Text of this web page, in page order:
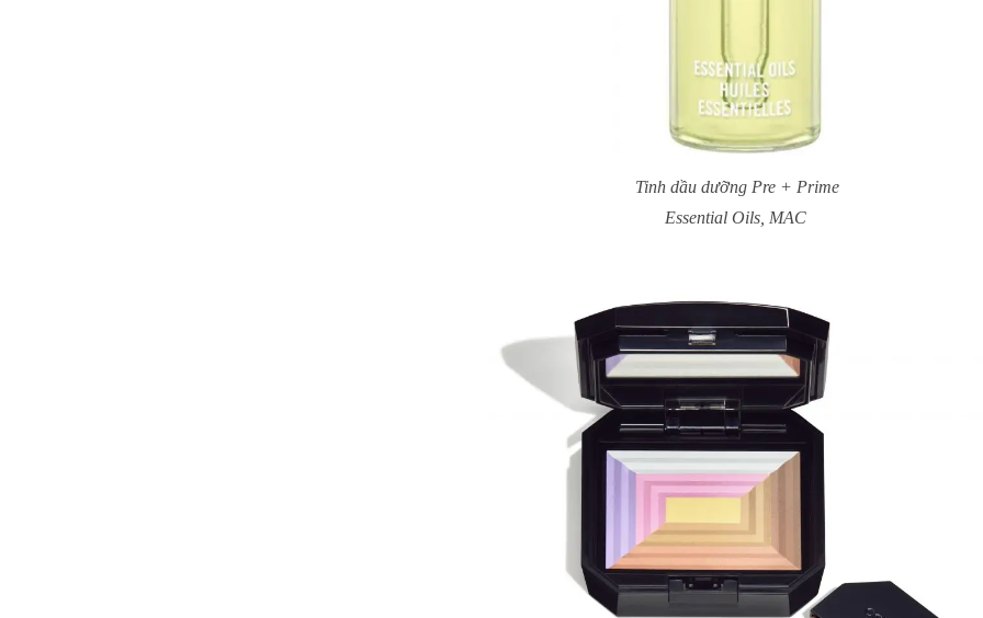
Tinh dầu dưỡng Pre + Prime
Essential Oils, MAC